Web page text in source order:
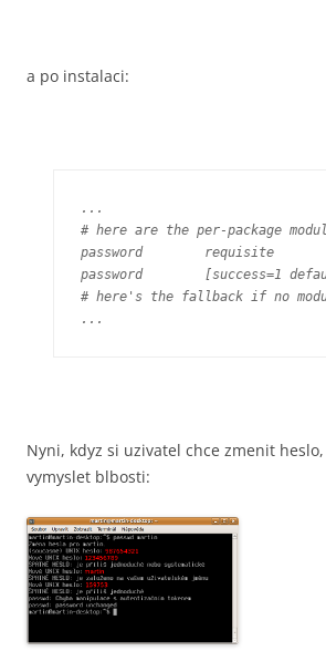
a po instalaci:
...
# here are the per-package
password	requisite			pam_cracklib.so retry=3 minlen=8 difok=3
password	[success=1 default=ignore]	pam_unix.so obscure use_authtok try_first_pass sha512
# here's the fallback if no
...
Nyni, kdyz si uzivatel chce zmenit
vymyslet blbosti: